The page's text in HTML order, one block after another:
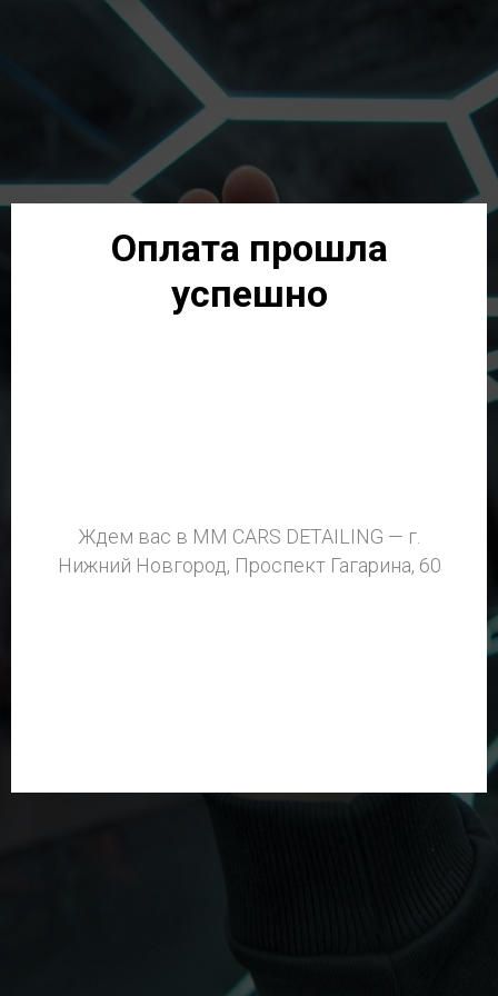
Оплата прошла
успешно
Ждем вас в MM CARS DETAILING — г.
Нижний Новгород, Проспект Гагарина, 60